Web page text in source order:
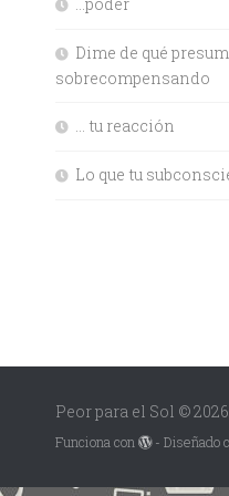
…poder
Dime de qué
sobrecompensando
… tu reacción
Lo que tu
Peor para el Sol ©
Funciona con - Diseñado